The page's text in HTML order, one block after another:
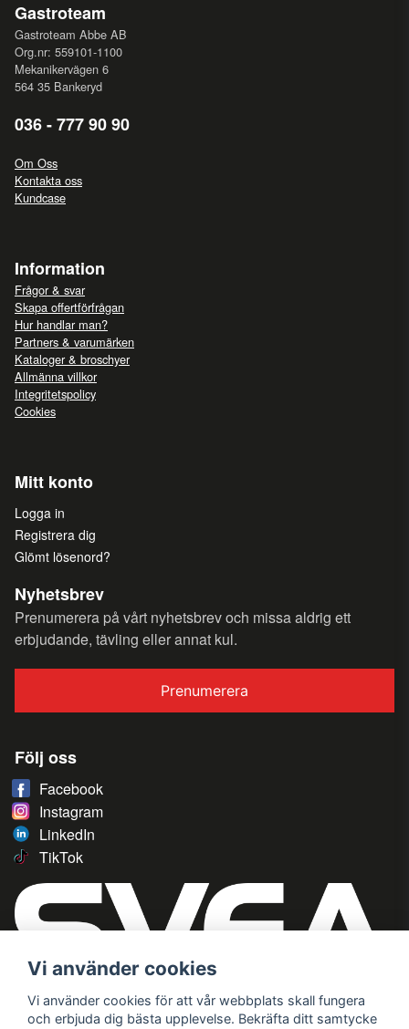
Gastroteam
Gastroteam Abbe AB
Org.nr: 559101-1100
Mekanikervägen 6
564 35 Bankeryd
036 - 777 90 90
Om Oss
Kontakta oss
Kundcase
Information
Frågor & svar
Skapa offertförfrågan
Hur handlar man?
Partners & varumärken
Kataloger & broschyer
Allmänna villkor
Integritetspolicy
Cookies
Mitt konto
Logga in
Registrera dig
Glömt lösenord?
Nyhetsbrev
Prenumerera på vårt nyhetsbrev och missa aldrig ett
erbjudande, tävling eller annat kul.
Prenumerera
Följ oss
Facebook
Instagram
LinkedIn
TikTok
Vi använder cookies
Vi använder cookies för att vår webbplats skall fungera
och erbjuda dig bästa upplevelse. Bekräfta ditt samtycke